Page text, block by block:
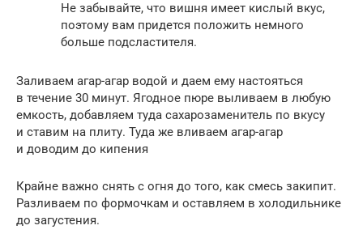
Не забывайте, что вишня имеет кислый вкус,
поэтому вам придется положить немного
больше подсластителя.
Заливаем агар-агар водой и даем ему настояться
в течение 30 минут. Ягодное пюре выливаем в любую
емкость, добавляем туда сахарозаменитель по вкусу
и ставим на плиту. Туда же вливаем агар-агар
и доводим до кипения
Крайне важно снять с огня до того, как смесь закипит.
Разливаем по формочкам и оставляем в холодильнике
до загустения.